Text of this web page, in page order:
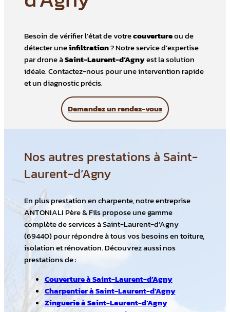
Besoin de vérifier l’état de votrecouvertureou de
détecter uneinfiltration? Notre service d’expertise
par drone àSaint-Laurent-d’Agnyest la solution
idéale. Contactez-nous pour une intervention rapide
et un diagnostic précis.
Demandez un rendez-vous
Nos autres prestations à Saint-
Laurent-d’Agny
En plus prestation en charpente, notre entreprise
ANTONIALI Père & Fils propose une gamme
complète de services à Saint-Laurent-d’Agny
(69440) pour répondre à tous vos besoins en toiture,
isolation et rénovation. Découvrez aussi nos
prestations de :
Couverture à Saint-Laurent-d’Agny
Charpentier à Saint-Laurent-d’Agny
Zinguerie à Saint-Laurent-d’Agny